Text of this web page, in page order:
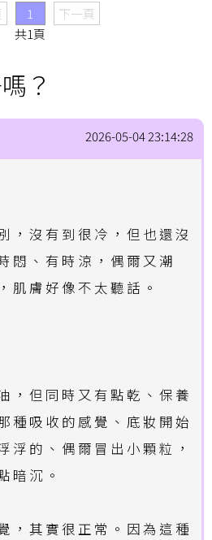
1
下一頁
共1頁
？
2026-05-04 23:14:28
，沒有到很冷，但也還沒
悶、有時涼，偶爾又潮
肌膚好像不太聽話。
，但同時又有點乾、保養
種吸收的感覺、底妝開始
浮的、偶爾冒出小顆粒，
暗沉。
，其實很正常。因為這種